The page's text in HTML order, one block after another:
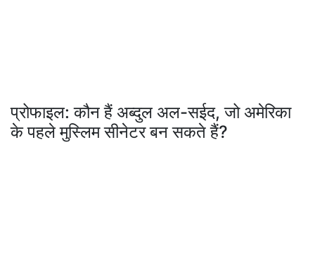
प्रोफाइल: कौन हैं अब्दुल अल-सईद, जो अमेरिका
के पहले मुस्लिम सीनेटर बन सकते हैं?